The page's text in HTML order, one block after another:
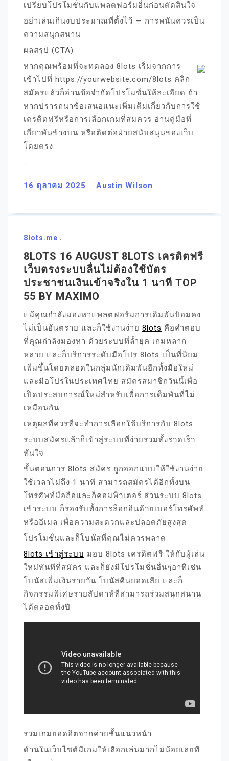
เปรียบโปรโมชั่นกับแพลตฟอร์มอื่นก่อนตัดสินใจ
อย่าเล่นเกินงบประมาณที่ตั้งไว้ — การพนันควรเป็น
ความสนุกสนาน
ผลสรุป (CTA)
หากคุณพร้อมที่จะทดลอง 8lots เริ่มจากการ
เข้าไปที่ https://yourwebsite.com/8lots คลิก
สมัครแล้วก็อ่านข้อจำกัดโปรโมชั่นให้ละเอียด ถ้า
หากปรารถนาข้อเสนอแนะเพิ่มเติมเกี่ยวกับการใช้
เครดิตฟรีหรือการเลือกเกมที่สมควร อ่านคู่มือที่
เกี่ยวพันข้างบน หรือติดต่อฝ่ายสนับสนุนของเว็บ
โดยตรง
…
16 ตุลาคม 2025 Austin Wilson
8lots.me
8LOTS 16 AUGUST 8LOTS เครดิตฟรี
เว็บตรงระบบลื่นไม่ต้องใช้บัตร
ประชาชนเงินเข้าจริงใน 1 นาที TOP
55 BY MAXIMO
แม้คุณกำลังมองหาแพลตฟอร์มการเดิมพันป้อมคง
ไม่เป็นอันตราย และก็ใช้งานง่าย 8lots คือคำตอบ
ที่คุณกำลังมองหา ด้วยระบบที่ล้ำยุค เกมหลาก
หลาย และก็บริการระดับมือโปร 8lots เป็นที่นิยม
เพิ่มขึ้นโดยตลอดในกลุ่มนักเดิมพันอีกทั้งมือใหม่
และมือโปรในประเทศไทย สมัครสมาชิกวันนี้เพื่อ
เปิดประสบการณ์ใหม่สำหรับเพื่อการเดิมพันที่ไม่
เหมือนกัน
เหตุผลที่ควรที่จะทำการเลือกใช้บริการกับ 8lots
ระบบสมัครแล้วก็เข้าสู่ระบบที่ง่ายรวมทั้งรวดเร็ว
ทันใจ
ขั้นตอนการ 8lots สมัคร ถูกออกแบบให้ใช้งานง่าย
ใช้เวลาไม่ถึง 1 นาที สามารถสมัครได้อีกทั้งบน
โทรศัพท์มือถือและก็คอมพิวเตอร์ ส่วนระบบ 8lots
เข้าระบบ ก็รองรับทั้งการล็อกอินด้วยเบอร์โทรศัพท์
หรืออีเมล เพื่อความสะดวกและปลอดภัยสูงสุด
โปรโมชั่นและก็โบนัสที่คุณไม่ควรพลาด
8lots เข้าสู่ระบบ มอบ 8lots เครดิตฟรี ให้กับผู้เล่น
ใหม่ทันทีที่สมัคร และก็ยังมีโปรโมชั่นอื่นๆอาทิเช่น
โบนัสเพิ่มเงินรายวัน โบนัสคืนยอดเสีย และก็
กิจกรรมพิเศษรายสัปดาห์ที่สามารถร่วมสนุกสนาน
ได้ตลอดทั้งปี
รวมเกมยอดฮิตจากค่ายชั้นแนวหน้า
ด้านในเว็บไซต์มีเกมให้เลือกเล่นมากไม่น้อยเลยที